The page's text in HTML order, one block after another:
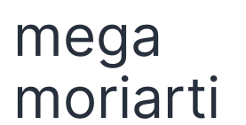
mega
moriarti